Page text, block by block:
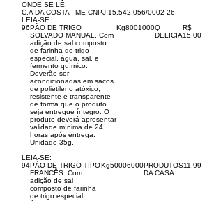
ONDE SE LÊ:
C.A DA COSTA - ME CNPJ 15.542.056/0002-26
LEIA-SE:
96PÃO DE TRIGO
SOLVADO MANUAL. Com
adição de sal composto
de farinha de trigo
especial, água, sal, e
fermento químico.
Deverão ser
acondicionadas em sacos
de polietileno atóxico,
resistente e transparente
de forma que o produto
seja entregue íntegro. O
produto deverá apresentar
validade mínima de 24
horas após entrega.
Unidade 35g.
Kg8001000Q
DELICIA
R$
15,00
LEIA-SE:
94PÃO DE TRIGO TIPO
FRANCÊS. Com
adição de sal
composto de farinha
de trigo especial,
Kg50006000PRODUTOS
DA CASA
11,99